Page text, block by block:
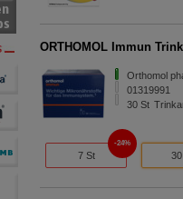
ORTHOMOL Immun
Orthomol
01319991
30St
7 St
24%